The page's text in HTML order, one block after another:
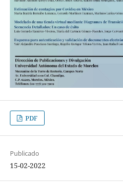
PDF
Publicado
15-02-2022